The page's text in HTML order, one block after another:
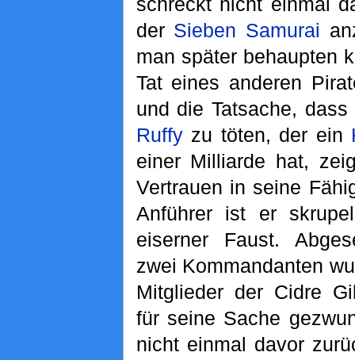
der Sieben Samurai
man später behaupten
Tat eines anderen
und die Tatsache,
Ruffyzu töten, der ein
einer Milliarde hat,
Vertrauen in seine
Anführer ist er
eiserner Faust.
zwei Kommandanten
Mitglieder der Cidre
für seine Sache
nicht einmal davor